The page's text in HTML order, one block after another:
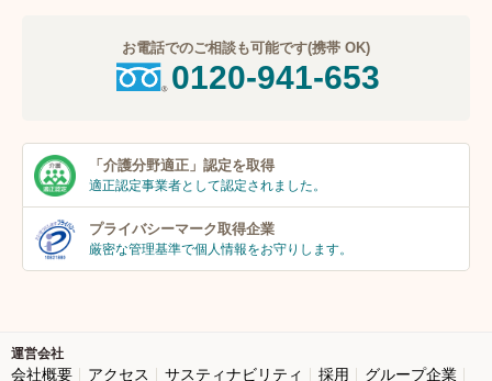
お電話でのご相談も可能です(携帯 OK)
0120-941-653
「介護分野適正」 認定を取得
適正認定事業者として認定されました。
プライバシーマーク取得企業
厳密な管理基準で個人情報をお守りします。
運営会社
会社概要 アクセス サスティナビリティ 採用 グループ企業